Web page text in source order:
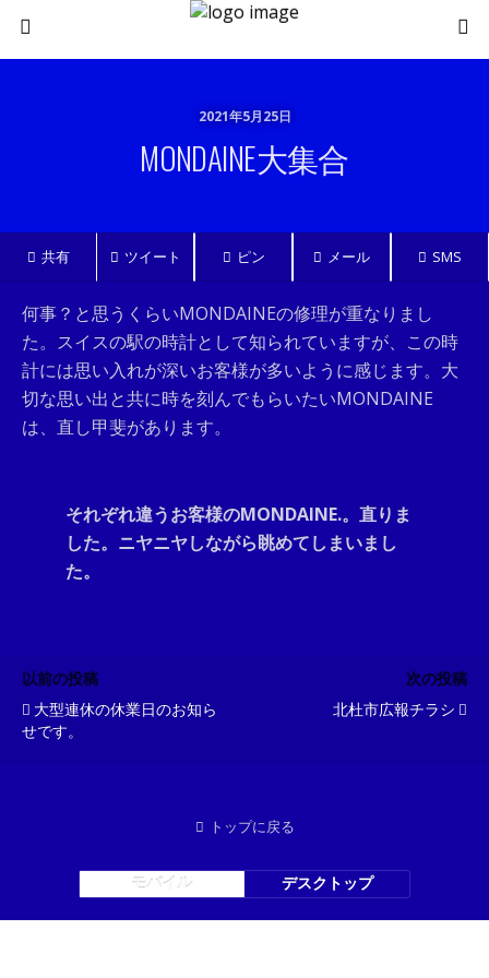
2021年5月25日
MONDAINE大集合
共有 ツイート ピン メール SMS
何事？と思うくらいMONDAINEの修理が重なりまし
た。スイスの駅の時計として知られていますが、この時
計には思い入れが深いお客様が多いように感じます。大
切な思い出と共に時を刻んでもらいたいMONDAINE
は、直し甲斐があります。
それぞれ違うお客様のMONDAINE.。直りま
した。ニヤニヤしながら眺めてしまいまし
た。
以前の投稿
大型連休の休業日のお知ら
せです。
次の投稿
北杜市広報チラシ
トップに戻る
モバイル デスクトップ